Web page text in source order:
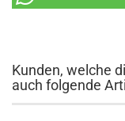
Kunden, welche
auch folgende